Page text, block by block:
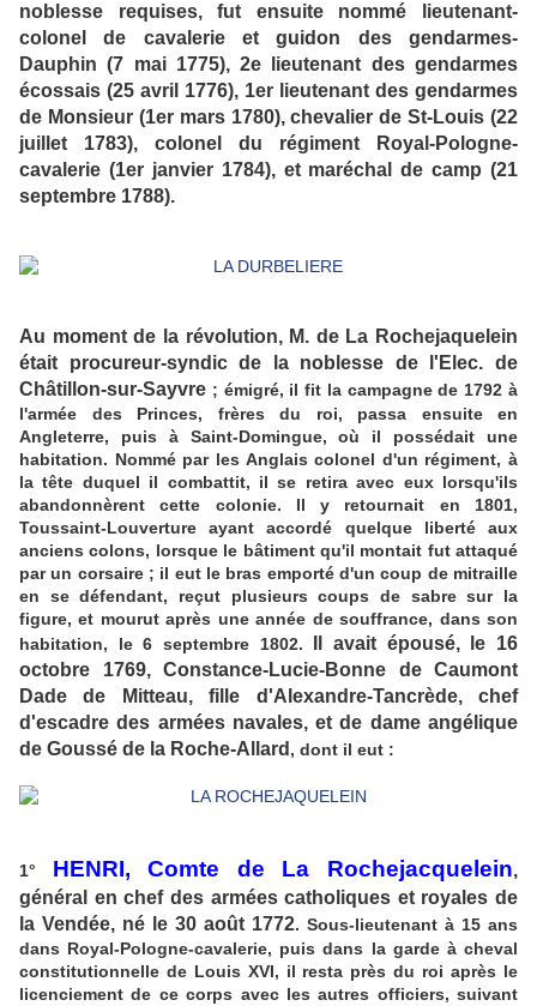
noblesse requises, fut ensuite nommé lieutenant-
colonel de cavalerie et guidon des gendarmes-
Dauphin (7 mai 1775), 2e lieutenant des gendarmes
écossais (25 avril 1776), 1er lieutenant des gendarmes
de Monsieur (1er mars 1780), chevalier de St-Louis (22
juillet 1783), colonel du régiment Royal-Pologne-
cavalerie (1er janvier 1784), et maréchal de camp (21
septembre 1788).
Au moment de la révolution, M. de La Rochejaquelein
était procureur-syndic de la noblesse de l'Elec. de
Châtillon-sur-Sayvre ; émigré, il fit la campagne de 1792 à
l'armée des Princes, frères du roi, passa ensuite en
Angleterre, puis à Saint-Domingue, où il possédait une
habitation. Nommé par les Anglais colonel d'un régiment, à
la tête duquel il combattit, il se retira avec eux lorsqu'ils
abandonnèrent cette colonie. Il y retournait en 1801,
Toussaint-Louverture ayant accordé quelque liberté aux
anciens colons, lorsque le bâtiment qu'il montait fut attaqué
par un corsaire ; il eut le bras emporté d'un coup de mitraille
en se défendant, reçut plusieurs coups de sabre sur la
figure, et mourut après une année de souffrance, dans son
habitation, le 6 septembre 1802.
Il avait épousé, le 16
octobre 1769, Constance-Lucie-Bonne de Caumont
Dade de Mitteau, fille d'Alexandre-Tancrède, chef
d'escadre des armées navales, et de dame angélique
de Goussé de la Roche-Allard , dont il eut :
1° HENRI, Comte de La Rochejacquelein,
général en chef des armées catholiques et royales de
la Vendée, né le 30 août 1772. Sous-lieutenant à 15 ans
dans Royal-Pologne-cavalerie, puis dans la garde à cheval
constitutionnelle de Louis XVI, il resta près du roi après le
licenciement de ce corps avec les autres officiers, suivant